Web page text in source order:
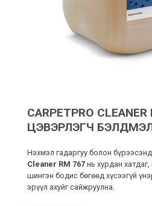
CARPETPRO
ЦЭВЭРЛЭГЧ
Нэхмэл гадаргуу болон
Cleaner RM 767нь хурдан
шингэн бодис бөгөөд хүсээгүй
эрүүл ахуйг сайжруулна.